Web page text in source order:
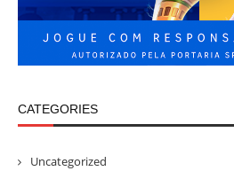
CATEGORIES
Uncategorized